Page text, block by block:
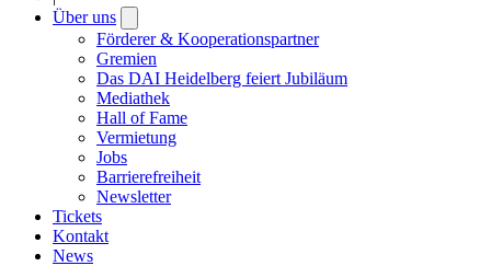
Über uns
submenu
Förderer & Kooperationspartner
Gremien
Das DAI Heidelberg feiert Jubiläum
Mediathek
Hall of Fame
Vermietung
Jobs
Barrierefreiheit
Newsletter
Tickets
Kontakt
News